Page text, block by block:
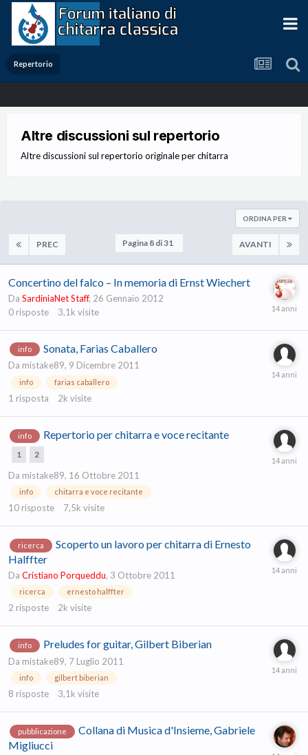
Repertorio
Altre discussioni sul repertorio
Altre discussioni sul repertorio originale per chitarra
ORDINA PER
PREC AVANTI
Pagina 8 di 31
Concertino del falco – In memoria di Ernst Wiechert
Da SardiniaNet Staff, 26 Gennaio 2012
0 risposte 3,1k visite
info Sonata, Farias Caballero
Da mistake89, 9 Dicembre 2011
info farias caballero
1 risposta 2k visite
info Repertorio per chitarra e voce recitante
1 2
Da mistake89, 16 Ottobre 2011
info chitarra e voce recitante
10 risposte 7,5k visite
ricerca
Scoperto un lavoro per chitarra di Ernesto
Halffter
Da Cristiano Porqueddu, 3 Ottobre 2011
ricerca ernesto halffter
2 risposte 2k visite
info Preludes for guitar, Gilbert Biberian
Da mistake89, 7 Luglio 2011
info gilbert biberian
8 risposte 3,1k visite
pubblicazione
Collana di Musica d'Insieme, Gabriele
Migliucci